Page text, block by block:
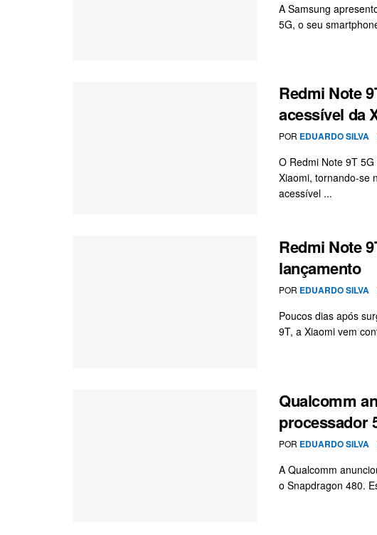
A Samsung
5G, o seu
Redmi Note
acessível da
POR EDUARDO SILVA
O Redmi Note 9T
Xiaomi, tornando-se
acessível ...
Redmi Note
lançamento
POR EDUARDO SILVA
Poucos dias após
9T, a Xiaomi vem
Qualcomm
processador
POR EDUARDO SILVA
A Qualcomm
o Snapdragon 480.